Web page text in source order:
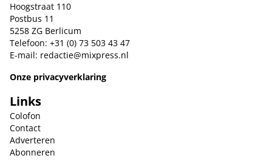
Hoogstraat 110
Postbus 11
5258 ZG Berlicum
Telefoon: +31 (0) 73 503 43 47
E-mail: redactie@mixpress.nl
Onze privacyverklaring
Links
Colofon
Contact
Adverteren
Abonneren